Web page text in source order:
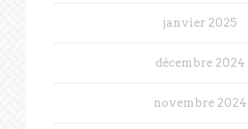
janvier 2025
décembre 2024
novembre 2024